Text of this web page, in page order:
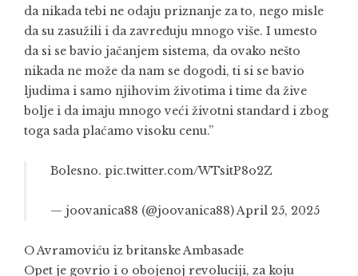
da nikada tebi ne odaju priznanje za to, nego misle
da su zasužili i da zavređuju mnogo više. I umesto
da si se bavio jačanjem sistema, da ovako nešto
nikada ne može da nam se dogodi, ti si se bavio
ljudima i samo njihovim životima i time da žive
bolje i da imaju mnogo veći životni standard i zbog
toga sada plaćamo visoku cenu.”
Bolesno. pic.twitter.com/WTsitP8o2Z
— joovanica88 (@joovanica88)April 25, 2025
O Avramoviću iz britanske Ambasade
Opet je govrio i o obojenoj revoluciji, za koju